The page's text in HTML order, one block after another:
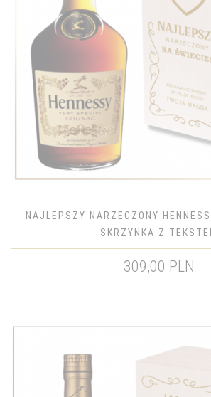
NAJLEPSZY NARZECZONY
SKRZYNKA Z
309,00 PLN